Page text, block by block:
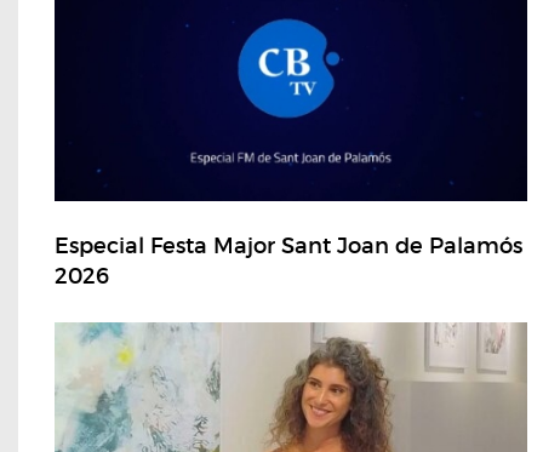
Especial Festa Major Sant Joan de Palamós
2026